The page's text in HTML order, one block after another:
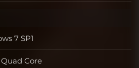
7 SP1
Core